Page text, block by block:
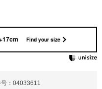
：04033611
Find your size